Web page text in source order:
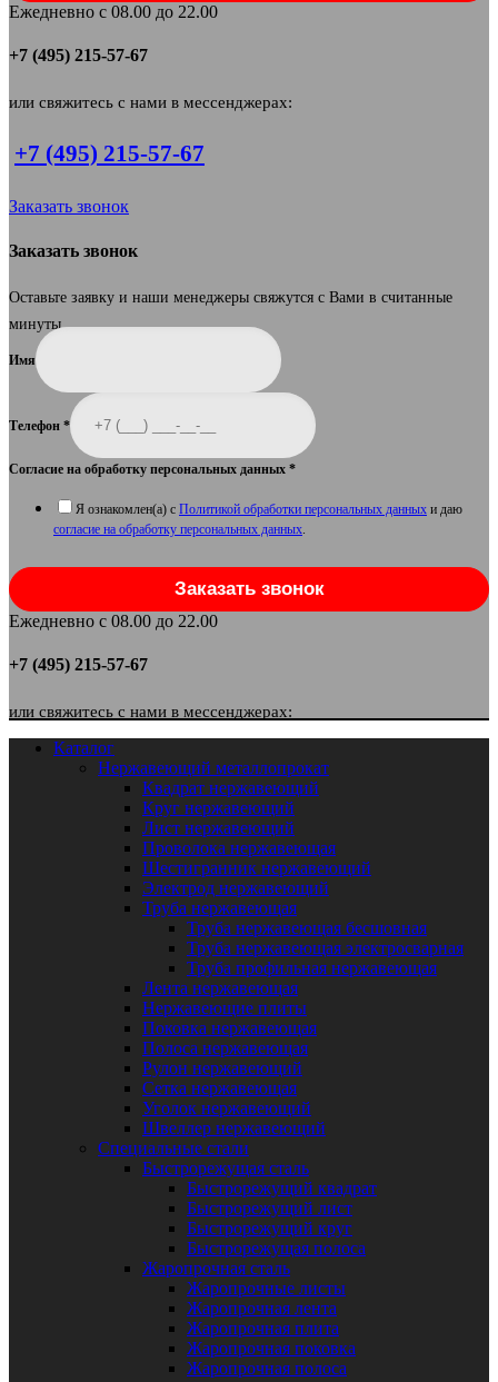
Ежедневно с 08.00 до 22.00
+7 (495) 215-57-67
или свяжитесь с нами в мессенджерах:
+7 (495) 215-57-67
Заказать звонок
Заказать звонок
Оставьте заявку и наши менеджеры свяжутся с Вами в считанные
минуты.
Имя
Телефон *
Согласие на обработку персональных данных *
Я ознакомлен(а) с Политикой обработки персональных данных и даю
согласие на обработку персональных данных.
Заказать звонок
Ежедневно с 08.00 до 22.00
+7 (495) 215-57-67
или свяжитесь с нами в мессенджерах:
Каталог
Нержавеющий металлопрокат
Квадрат нержавеющий
Круг нержавеющий
Лист нержавеющий
Проволока нержавеющая
Шестигранник нержавеющий
Электрод нержавеющий
Труба нержавеющая
Труба нержавеющая бесшовная
Труба нержавеющая электросварная
Труба профильная нержавеющая
Лента нержавеющая
Нержавеющие плиты
Поковка нержавеющая
Полоса нержавеющая
Рулон нержавеющий
Сетка нержавеющая
Уголок нержавеющий
Швеллер нержавеющий
Специальные стали
Быстрорежущая сталь
Быстрорежущий квадрат
Быстрорежущий лист
Быстрорежущий круг
Быстрорежущая полоса
Жаропрочная сталь
Жаропрочные листы
Жаропрочная лента
Жаропрочная плита
Жаропрочная поковка
Жаропрочная полоса